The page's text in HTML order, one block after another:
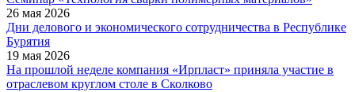
26 мая 2026
Дни делового и экономического сотрудничества в Республике
Бурятия
19 мая 2026
На прошлой неделе компания «Ирпласт» приняла участие в
отраслевом круглом столе в Сколково